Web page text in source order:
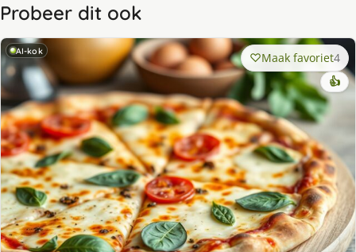
Probeer dit ook
AI-kok Maak favoriet4
👍